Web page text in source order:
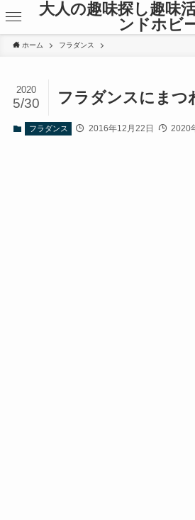
大人の趣味探し趣味
ンドホビ
ホーム フラダンス
フラダンスにまつ
2020
5/30
フラダンス 2016年12月22日 2020